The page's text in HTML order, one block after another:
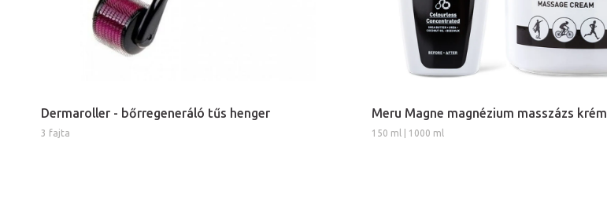
Dermaroller - bőrregeneráló tűs henger
3 fajta
Meru Magne magnézium masszázs krém
150 ml | 1000 ml